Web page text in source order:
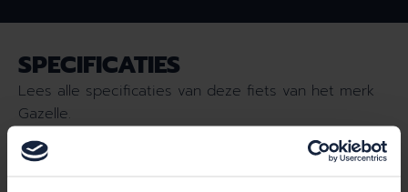
SPECIFICATIES
Lees alle specificaties van deze fiets van het merk
Gazelle.